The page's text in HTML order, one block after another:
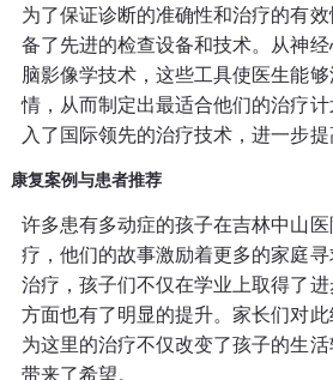
为了保证诊断的准确性和治疗的有
备了先进的检查设备和技术。从神
脑影像学技术，这些工具使医生能
情，从而制定出最适合他们的治疗
入了国际领先的治疗技术，进一步提
康复案例与患者推荐
许多患有多动症的孩子在吉林中山
疗，他们的故事激励着更多的家庭
治疗，孩子们不仅在学业上取得了
方面也有了明显的提升。家长们对
为这里的治疗不仅改变了孩子的生
带来了希望。